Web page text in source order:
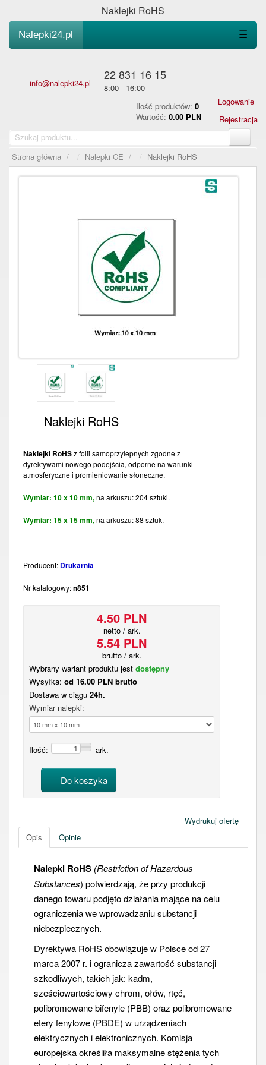
Naklejki RoHS
Nalepki24.pl ☰
Logowanie
Rejestracja
info@nalepki24.pl
22 831 16 15
8:00 - 16:00
Ilość produktów: 0
Wartość: 0.00 PLN
Strona główna / Nalepki CE / Naklejki RoHS
Naklejki RoHS
Naklejki RoHSz folii samoprzylepnych zgodne z
dyrektywami nowego podejścia, odporne na warunki
atmosferyczne i promieniowanie słoneczne.
Wymiar: 10 x 10 mm,na arkuszu: 204 sztuki.
Wymiar: 15 x 15 mm,na arkuszu: 88 sztuk.
Producent: Drukarnia
Nr katalogowy:n851
4.50 PLN
netto / ark.
5.54 PLN
brutto / ark.
Wybrany wariant produktu jestdostępny
Wysyłka:od 16.00 PLN brutto
Dostawa w ciągu24h.
Wymiar nalepki:
Ilość: ark.
Do koszyka
Wydrukuj ofertę
Opis
Opinie
Nalepki RoHS (Restriction of Hazardous
Substances) potwierdzają, że przy produkcji
danego towaru podjęto działania mające na celu
ograniczenia we wprowadzaniu substancji
niebezpiecznych.
Dyrektywa RoHS obowiązuje w Polsce od 27
marca 2007 r. i ogranicza zawartość substancji
szkodliwych, takich jak: kadm,
sześciowartościowy chrom, ołów, rtęć,
polibromowane bifenyle (PBB) oraz polibromowane
etery fenylowe (PBDE) w urządzeniach
elektrycznych i elektronicznych. Komisja
europejska określiła maksymalne stężenia tych